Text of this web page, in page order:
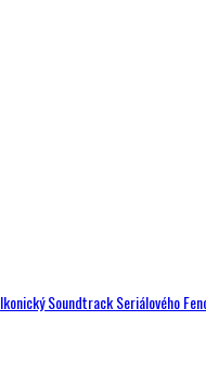
Soundtrack Seriálového